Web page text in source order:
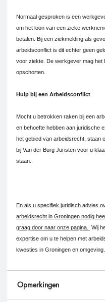
Normaal gesproken is een
om het loon van een zieke
betalen. Bij een ziekmelding als
arbeidsconflict is dit echter geen
voor ziekte. De werkgever mag het
opschorten.
Hulp bij een Arbeidsconflict
Mocht u betrokken raken bij een
en behoefte hebben aan juridische
het gebied van arbeidsrecht, staan
bij Van der Burg Juristen voor u
staan..
En als u specifiek juridisch advies
arbeidsrecht in Groningen nodig
graag door naar onze pagina.
Wij
expertise om u te helpen met
kwesties in Groningen en omgeving.
Opmerkingen